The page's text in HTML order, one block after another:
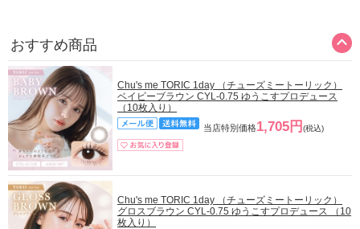
おすすめ商品
Chu's me TORIC 1day （チューズミートーリック）
ベイビーブラウン CYL-0.75 ゆうこすプロデュース
（10枚入り）
当店特別価格1,705円 (税込)
Chu's me TORIC 1day （チューズミートーリック）
グロスブラウン CYL-0.75 ゆうこすプロデュース （10
枚入り）